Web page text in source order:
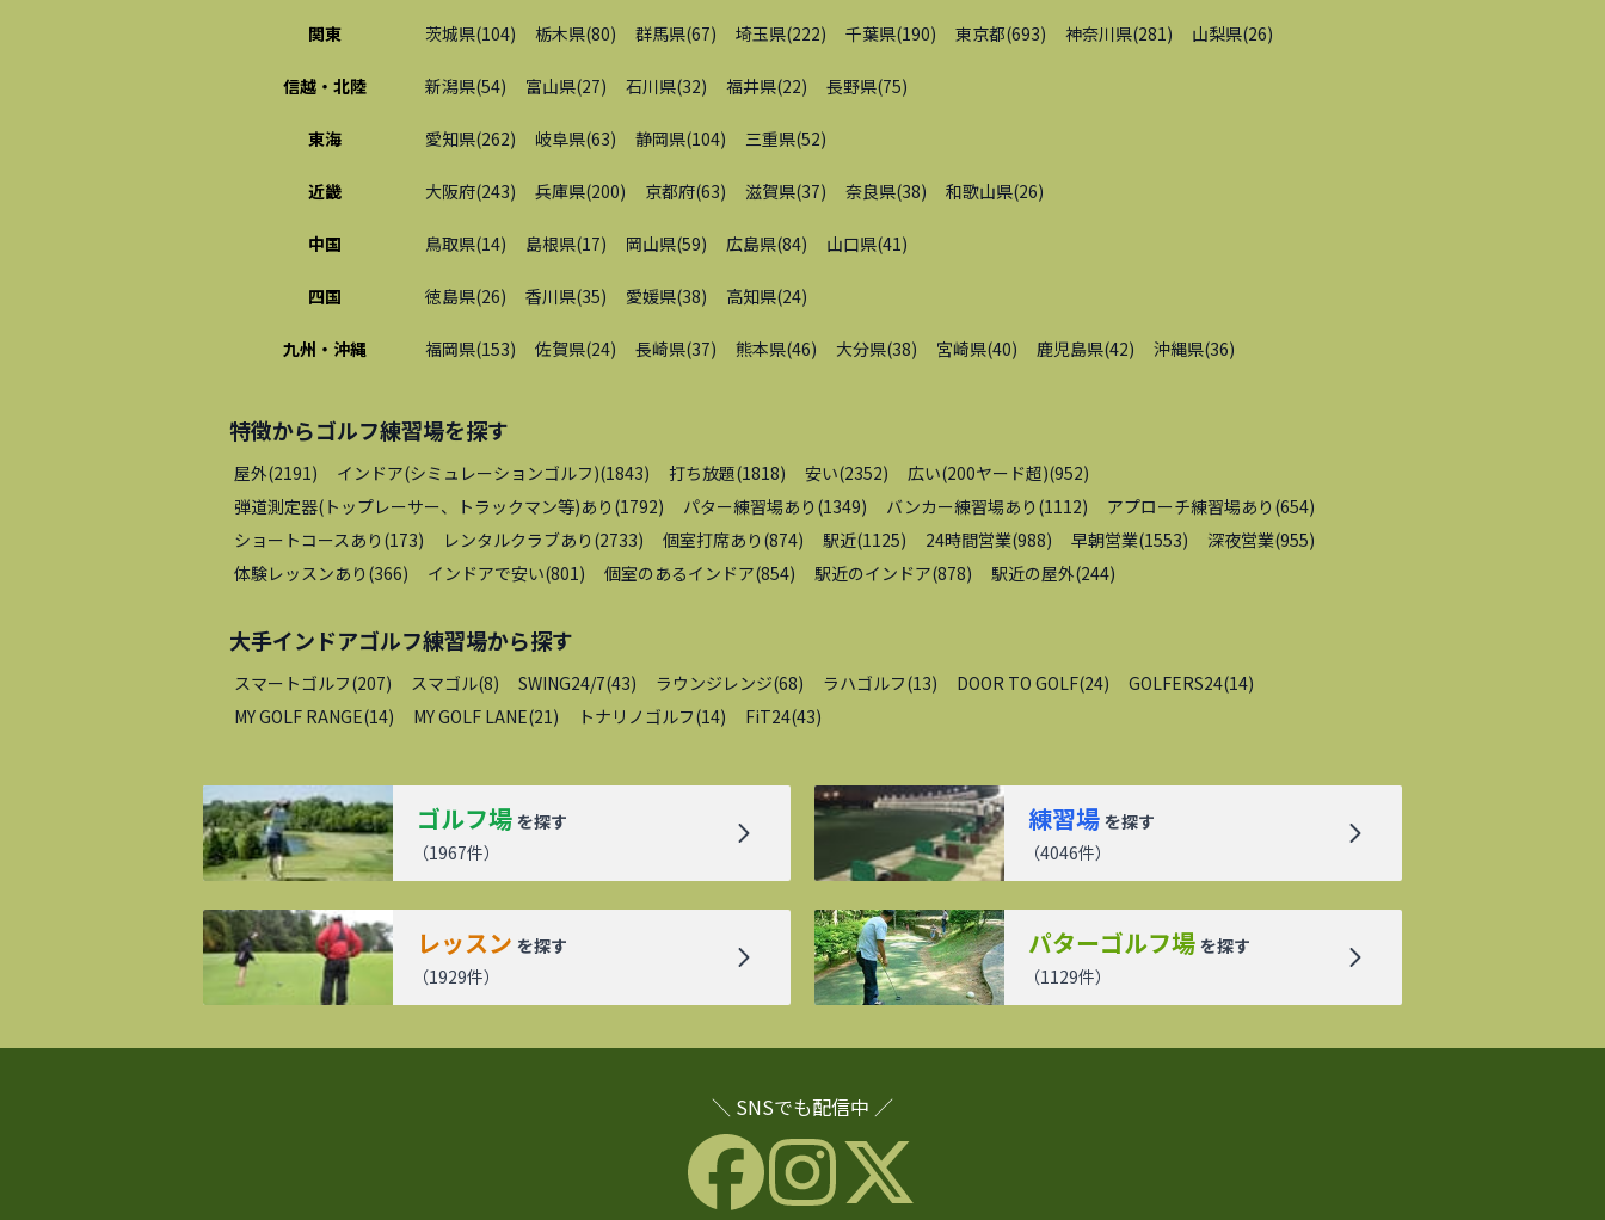
関東 茨城県(104) 栃木県(80) 群馬県(67) 埼玉県(222) 千葉県(190) 東京都(693) 神奈川県(281) 山梨県(26)
信越・北陸 新潟県(54) 富山県(27) 石川県(32) 福井県(22) 長野県(75)
東海 愛知県(262) 岐阜県(63) 静岡県(104) 三重県(52)
近畿 大阪府(243) 兵庫県(200) 京都府(63) 滋賀県(37) 奈良県(38) 和歌山県(26)
中国 鳥取県(14) 島根県(17) 岡山県(59) 広島県(84) 山口県(41)
四国 徳島県(26) 香川県(35) 愛媛県(38) 高知県(24)
九州・沖縄 福岡県(153) 佐賀県(24) 長崎県(37) 熊本県(46) 大分県(38) 宮崎県(40) 鹿児島県(42) 沖縄県(36)
特徴からゴルフ練習場を探す
屋外(2191) インドア(シミュレーションゴルフ)(1843) 打ち放題(1818) 安い(2352) 広い(200ヤード超)(952)
弾道測定器(トップレーサー、トラックマン等)あり (1792) パター練習場あり (1349) バンカー練習場あり (1112) アプローチ練習場あり (654)
ショートコースあり (173) レンタルクラブあり (2733) 個室打席あり (874) 駅近(1125) 24時間営業(988) 早朝営業(1553) 深夜営業(955)
体験レッスンあり (366) インドアで安い(801) 個室のあるインドア(854) 駅近のインドア(878) 駅近の屋外(244)
大手インドアゴルフ練習場から探す
スマートゴルフ(207) スマゴル(8) SWING24/7(43) ラウンジレンジ(68) ラハゴルフ(13) DOOR TO GOLF(24) GOLFERS24(14)
MY GOLF RANGE(14) MY GOLF LANE(21) トナリノゴルフ(14) FiT24(43)
ゴルフ場 を探す
（1967件）
練習場 を探す
（4046件）
レッスン を探す
（1929件）
パターゴルフ場 を探す
（1129件）
＼ SNSでも配信中 ／